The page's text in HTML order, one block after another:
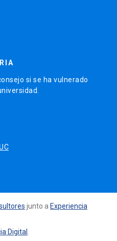
si se ha vulnerado
junto a Experiencia
Digital